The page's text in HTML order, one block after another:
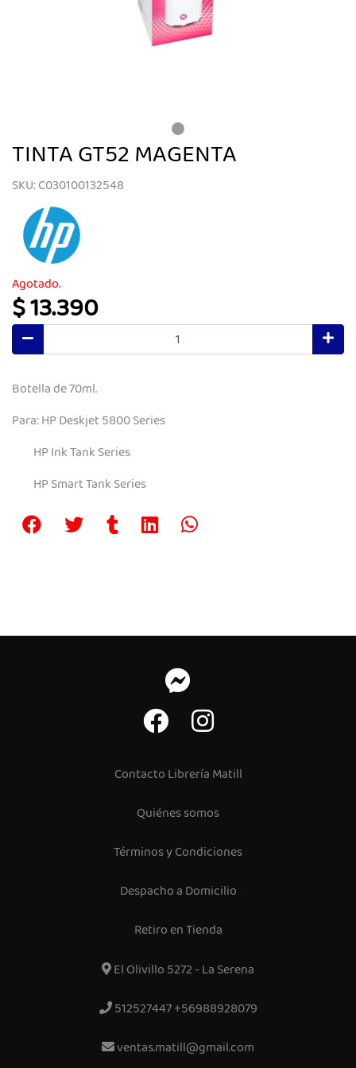
TINTA GT52 MAGENTA
SKU: C030100132548
Agotado.
$ 13.390
Botella de 70ml.
Para: HP Deskjet 5800 Series
HP Ink Tank Series
HP Smart Tank Series
Contacto Librería Matill
Quiénes somos
Términos y Condiciones
Despacho a Domicilio
Retiro en Tienda
El Olivillo 5272 - La Serena
512527447 +56988928079
ventas.matill@gmail.com